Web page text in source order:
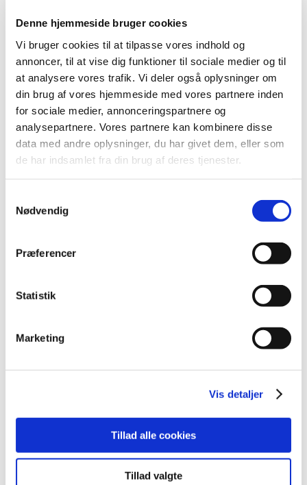
Denne hjemmeside bruger cookies
Vi bruger cookies til at tilpasse vores indhold og
annoncer, til at vise dig funktioner til sociale medier og til
at analysere vores trafik. Vi deler også oplysninger om
din brug af vores hjemmeside med vores partnere inden
for sociale medier, annonceringspartnere og
analysepartnere. Vores partnere kan kombinere disse
data med andre oplysninger, du har givet dem, eller som
de har indsamlet fra din brug af deres tjenester.
Nødvendig
Præferencer
Statistik
Marketing
Vis detaljer
Tillad alle cookies
Tillad valgte
|10. august 2016|
Lægemiddelstyrelsen har besluttet, at Hydrokortison
”Orion”® skal have generelt tilskud med virkning fra 12.
Bevilling til Vordingborg Apotek
|9. august 2016|
Lægemiddelstyrelsen har den 8. august 2016 meddelt
Birgitte Egeberg Carlsen bevilling til at drive…
Fortrydelsespiller kan svigte, hvis man bruger
|5. august 2016
Norlevo eller Levodonna, skal være opmærksomme på,…
|4. august 2016
hvordan vi arbejder med sikkerheden for danske
Lægemidler afprøvet hos Semler sælges ikke
Lægemidler, der er godkendt på baggrund af data fra
virksomheden Semler, sælges ikke længere på det